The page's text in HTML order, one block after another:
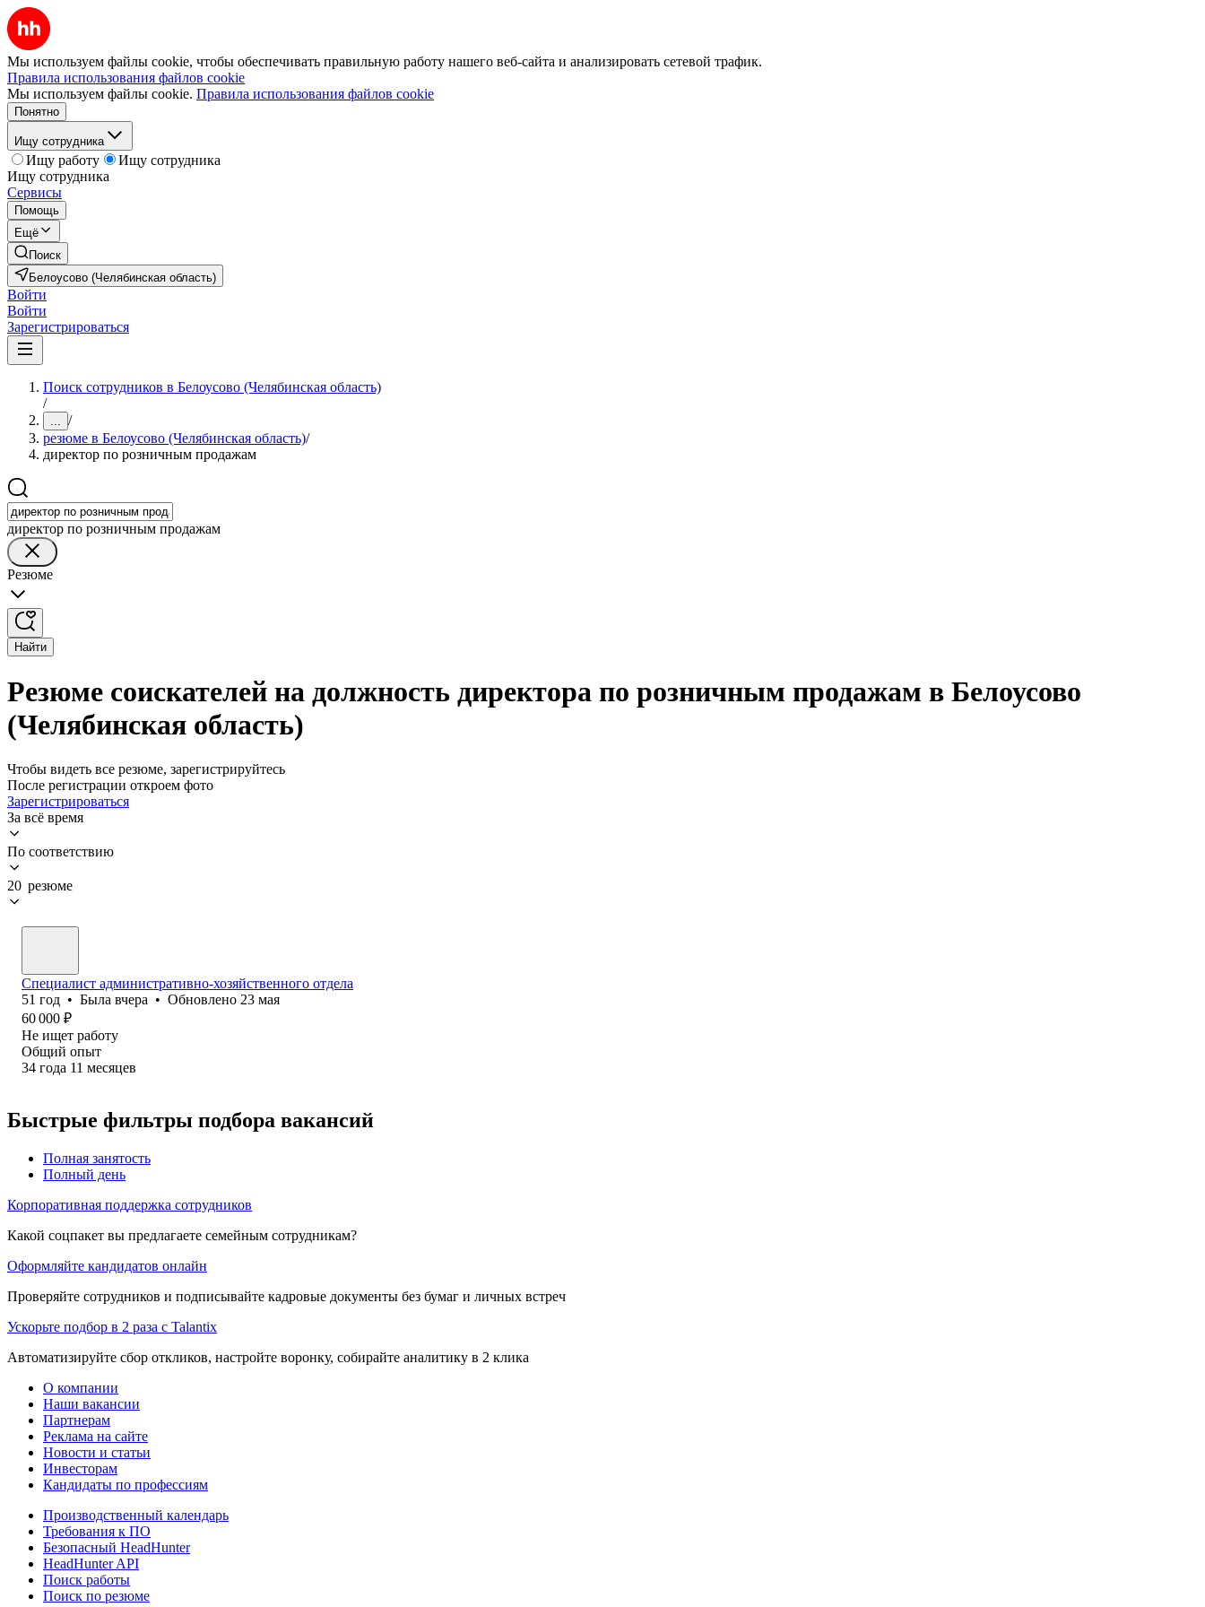
Мы используем файлы cookie, чтобы обеспечивать правильную работу нашего веб-сайта и анализировать сетевой трафик.
Правила использования файлов cookie
Мы используем файлы cookie. Правила использования файлов cookie
Понятно
Ищу сотрудника
Ищу работу
Ищу сотрудника
Ищу сотрудника
Сервисы
Помощь
Ещё
Поиск
Белоусово (Челябинская область)
Войти
Войти
Зарегистрироваться
Поиск сотрудников в Белоусово (Челябинская область)
/
... /
резюме в Белоусово (Челябинская область)/
директор по розничным продажам
директор по розничным продажам
Резюме
Найти
Резюме соискателей на должность директора по розничным продажам в Белоусово
(Челябинская область)
Чтобы видеть все резюме, зарегистрируйтесь
После регистрации откроем фото
Зарегистрироваться
За всё время
По соответствию
20 резюме
Специалист административно-хозяйственного отдела
51 год • Была вчера • Обновлено 23 мая
60 000 ₽
Не ищет работу
Общий опыт
34 года 11 месяцев
Быстрые фильтры подбора вакансий
Полная занятость
Полный день
Корпоративная поддержка сотрудников
Какой соцпакет вы предлагаете семейным сотрудникам?
Оформляйте кандидатов онлайн
Проверяйте сотрудников и подписывайте кадровые документы без бумаг и личных встреч
Ускорьте подбор в 2 раза с Talantix
Автоматизируйте сбор откликов, настройте воронку, собирайте аналитику в 2 клика
О компании
Наши вакансии
Партнерам
Реклама на сайте
Новости и статьи
Инвесторам
Кандидаты по профессиям
Производственный календарь
Требования к ПО
Безопасный HeadHunter
HeadHunter API
Поиск работы
Поиск по резюме